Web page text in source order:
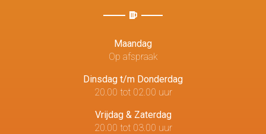
Maandag
Op afspraak
Dinsdag t/m Donderdag
20.00 tot 02.00 uur
Vrijdag & Zaterdag
20.00 tot 03.00 uur